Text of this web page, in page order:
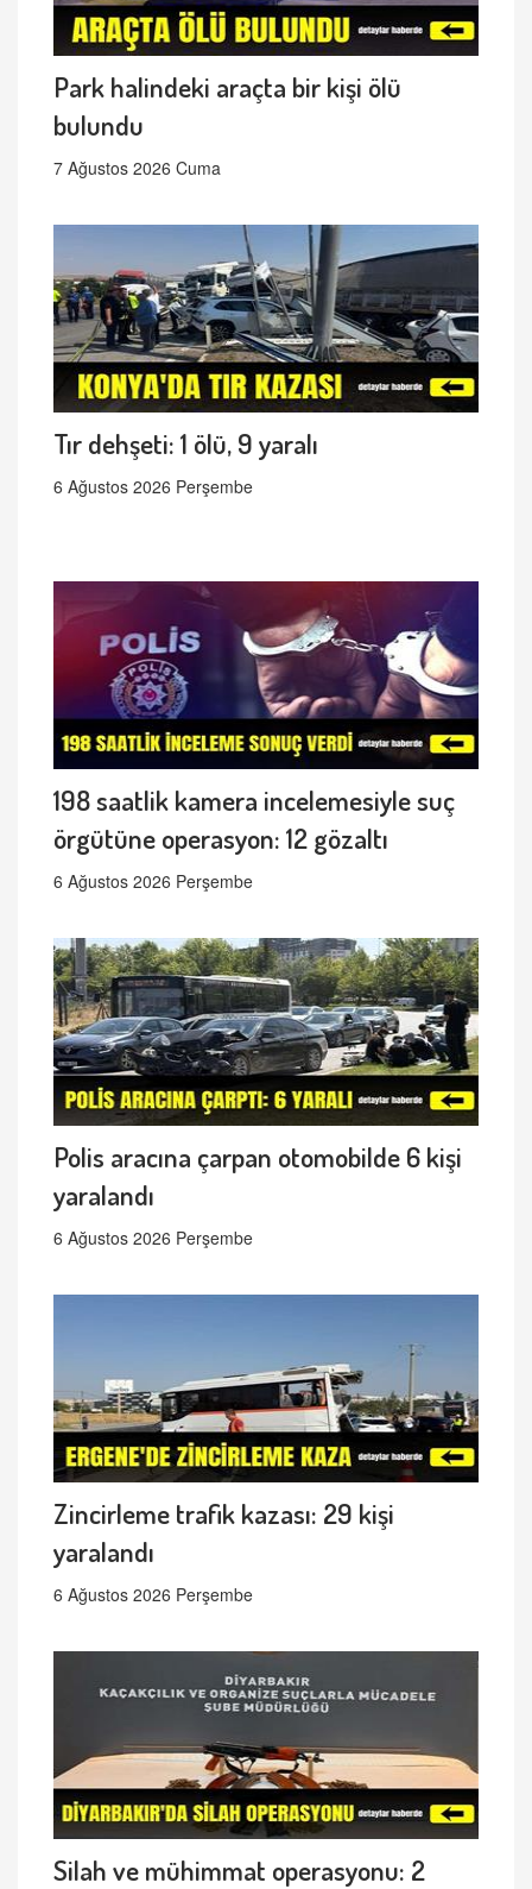
Park halindeki araçta bir kişi ölü
bulundu
7 Ağustos 2026 Cuma
Tır dehşeti: 1 ölü, 9 yaralı
6 Ağustos 2026 Perşembe
198 saatlik kamera incelemesiyle suç
örgütüne operasyon: 12 gözaltı
6 Ağustos 2026 Perşembe
Polis aracına çarpan otomobilde 6 kişi
yaralandı
6 Ağustos 2026 Perşembe
Zincirleme trafik kazası: 29 kişi
yaralandı
6 Ağustos 2026 Perşembe
Silah ve mühimmat operasyonu: 2